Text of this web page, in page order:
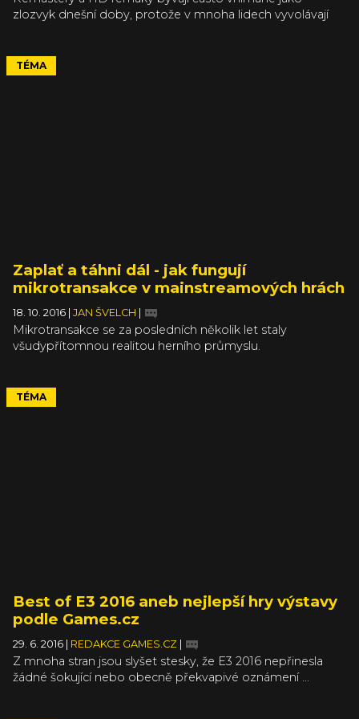
zlozvyk dnešní doby, protože v mnoha lidech vyvolávají
smysl mají remastery her pro ty, kteří se k původnímu
titulu nedostali, a nehodlají si shánět starý hardware, řešit
TÉMA
Zaplať a táhni dál - jak fungují
mikrotransakce v mainstreamových hrách
18. 10. 2016 JAN ŠVELCH
Mikrotransakce se za posledních několik let staly
všudypřítomnou realitou herního průmyslu.
příjmů vedle tradičního jednorázového poplatku a DLC.
Přes všeobecný odpor mezi hráči vydavatelé přicházejí
TÉMA
Best of E3 2016 aneb nejlepší hry výstavy
podle Games.cz
29. 6. 2016 REDAKCE GAMES.CZ
Z mnoha stran jsou slyšet stesky, že E3 2016 nepřinesla
žádné šokující nebo obecně překvapivé oznámení …